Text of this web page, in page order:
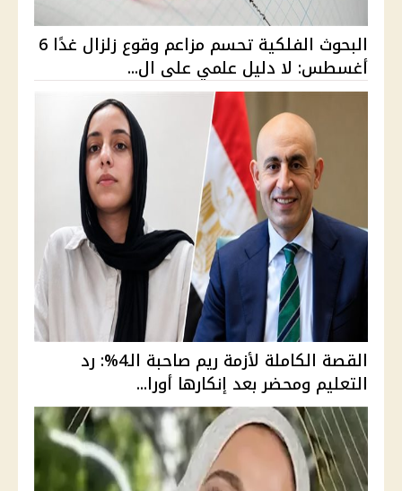
البحوث الفلكية تحسم مزاعم وقوع زلزال غدًا 6
أغسطس: لا دليل علمي على ال...
القصة الكاملة لأزمة ريم صاحبة الـ4%: رد
التعليم ومحضر بعد إنكارها أورا...